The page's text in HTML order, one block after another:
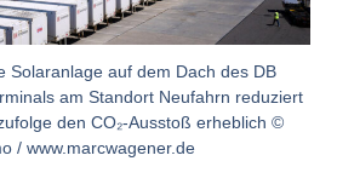
Solaranlage auf dem Dach des DB
am Standort Neufahrn reduziert
den CO₂-Ausstoß erheblich ©
/ www.marcwagener.de